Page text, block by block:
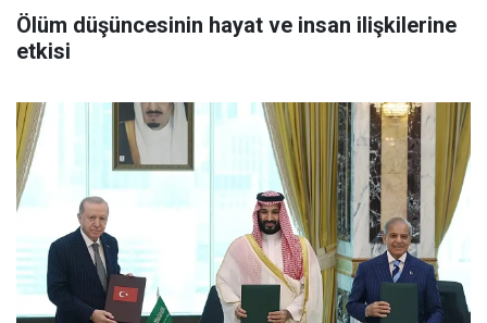
Ölüm düşüncesinin hayat ve insan ilişkilerine
etkisi